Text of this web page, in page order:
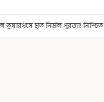
নিশ্চিত করল Elite Exped